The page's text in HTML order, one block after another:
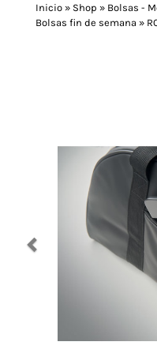
Tazas y botellas
Navidad 🎄 Invierno
Más Regalos
Inicio » Shop » Bolsas -
Bolsas fin de semana »